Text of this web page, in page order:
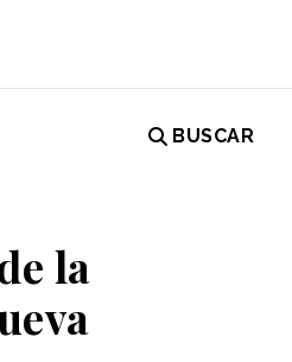
BUSCAR
la